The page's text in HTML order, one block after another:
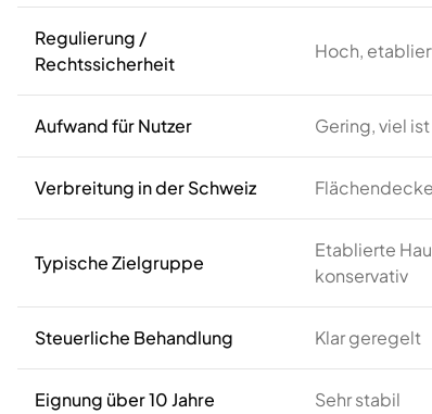
Regulierung /
Rechtssicherheit
Hoch,
Aufwand für Nutzer Gering, viel
Verbreitung in der Schweiz
Typische Zielgruppe
Etablierte
konservativ
Steuerliche Behandlung Klar geregelt
Eignung über 10 Jahre Sehr stabil